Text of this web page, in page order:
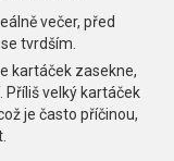
večer, před
tvrdším.
kartáček zasekne,
Příliš velký kartáček
je často příčinou,